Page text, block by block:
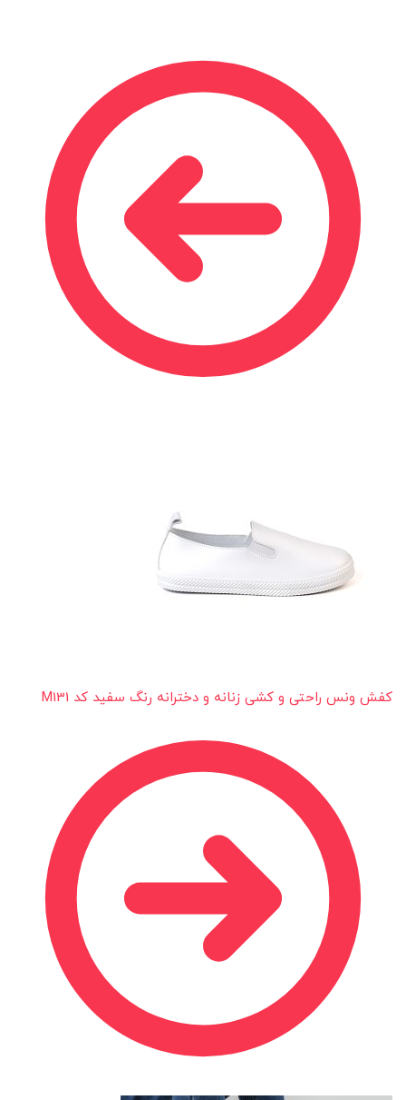
کفش ونس راحتی و کشی زنانه و دخترانه رنگ سفید کد M131